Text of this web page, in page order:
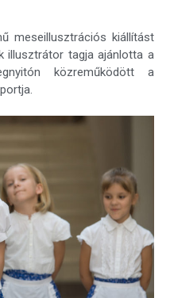
meseillusztrációs kiállítást
illusztrátor tagja ajánlotta a
közreműködött a